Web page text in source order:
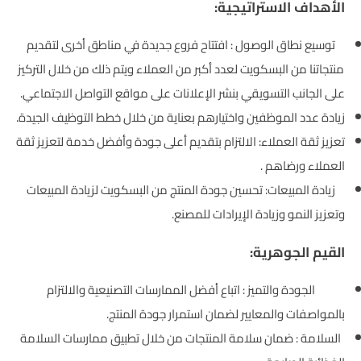
الأهداف الاستراتيجية:
توسيع نطاق الوصول : افتتاح فروع جديدة في مناطق أخرى لتقديم
منتجاتنا من البسكويت لعدد أكبر من العملاء ويتم ذلك من خلال التركيز
على الجانب التسويقي بنشر الإعلانات على مواقع التواصل الاجتماعي.
زيادة عدد الموظفين واختيارهم بعناية من خلال خطط التوظيف الجيدة.
تعزيز ثقة العملاء: الالتزام بتقديم أعلى جودة وأفضل خدمة لتعزيز ثقة
العملاء ورضاهم .
زيادة المبيعات: تحسين جودة المنتج من البسكويت لزيادة المبيعات
وتعزيز النمو وزيادة الإيرادات للمصنع.
القيم الجوهرية:
الجودة والتميز : اتباع أفضل الممارسات التصنيعية والالتزام
بالمواصفات والمعايير لضمان استمرار جودة المنتج.
السلامة : ضمان سلامة المنتجات من خلال تطبيق ممارسات السلامة